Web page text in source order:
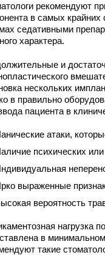
рекомендуют
в самых крайних
седативными
характера.
и
нескольких
в правильно
пациента в
атаки,
психических
выраженные
вероятность
нагрузка
в
такие